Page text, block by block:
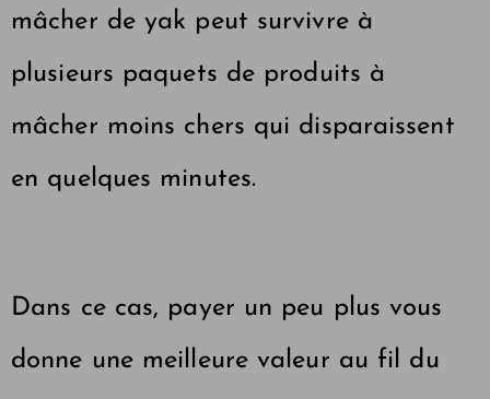
mâcher de yak peut survivre à
plusieurs paquets de produits à
mâcher moins chers qui disparaissent
en quelques minutes.
Dans ce cas, payer un peu plus vous
donne une meilleure valeur au fil du